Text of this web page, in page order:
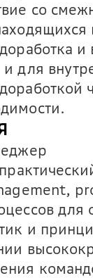
со
и для
для
и